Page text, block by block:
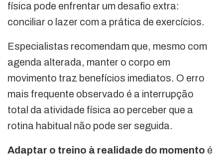
física pode enfrentar um desafio extra:
conciliar o lazer com a prática de exercícios.
Especialistas recomendam que, mesmo com
agenda alterada, manter o corpo em
movimento traz benefícios imediatos. O erro
mais frequente observado é a interrupção
total da atividade física ao perceber que a
rotina habitual não pode ser seguida.
Adaptar o treino à realidade do momento é